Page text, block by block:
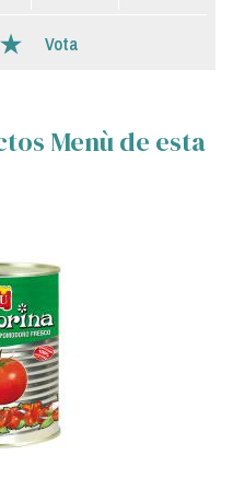
Vota
Menù de esta